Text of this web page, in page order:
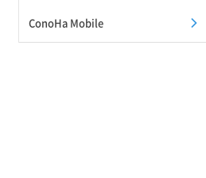
ConoHa Mobile